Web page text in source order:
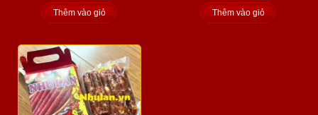
Thêm vào giỏ Thêm vào giỏ